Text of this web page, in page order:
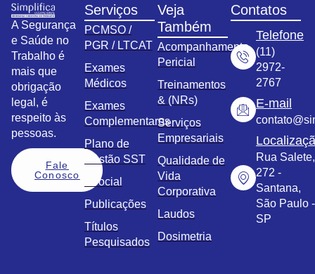
A Segurança
e Saúde no
Trabalho é
mais que
obrigação
legal, é
respeito às
pessoas.
Fale
Conosco
Serviços
PCMSO /
PGR / LTCAT
Exames
Médicos
Exames
Complementares
Plano de
Gestão SST
eSocial
Publicações
Títulos
Pesquisados
Veja
Também
Acompanhamento
Pericial
Treinamentos
& (NRs)
Serviços
Empresariais
Qualidade de
Vida
Corporativa
Laudos
Dosimetria
Contatos
Telefone
(11)
2972-
2767
E-mail
Rua Salete,
272 -
Santana,
São Paulo -
SP